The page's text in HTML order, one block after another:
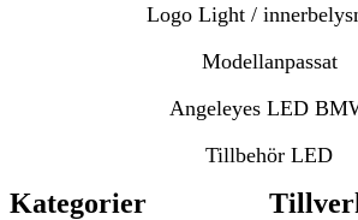
Logo Light /
Modellanpassat
Angeleyes LED
Tillbehör LED
Kategorier